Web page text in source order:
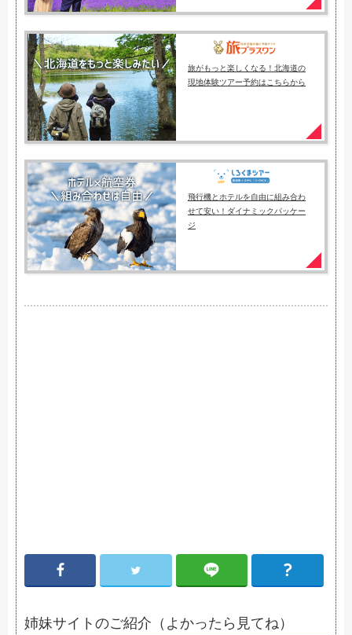
旅がもっと楽しくなる！北海道の
現地体験ツアー予約はこちらから
飛行機とホテルを自由に組み合わ
せて安い！ダイナミックパッケー
ジ
姉妹サイトのご紹介（よかったら見てね）